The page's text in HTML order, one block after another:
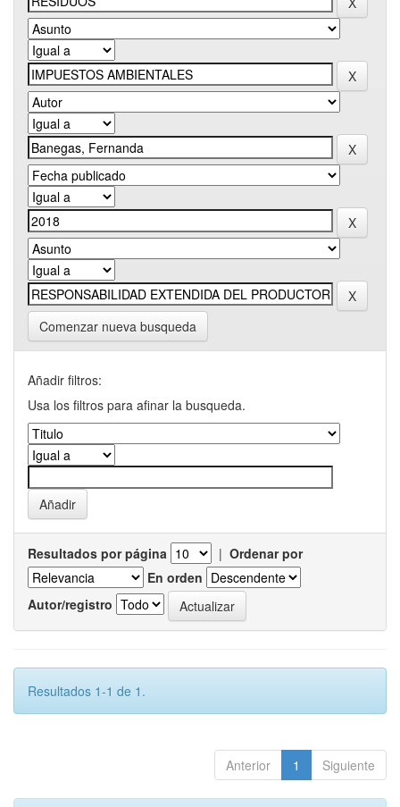
Comenzar nueva busqueda
Añadir filtros:
Usa los filtros para afinar la busqueda.
Resultados por página | Ordenar por
En orden
Autor/registro
Resultados 1-1 de 1.
Anterior 1 Siguiente